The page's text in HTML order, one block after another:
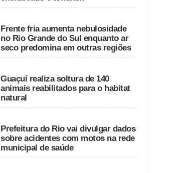
Frente fria aumenta nebulosidade
no Rio Grande do Sul enquanto ar
seco predomina em outras regiões
Guaçuí realiza soltura de 140
animais reabilitados para o habitat
natural
Prefeitura do Rio vai divulgar dados
sobre acidentes com motos na rede
municipal de saúde